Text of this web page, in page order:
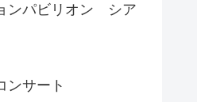
ンパビリオン シア
サート